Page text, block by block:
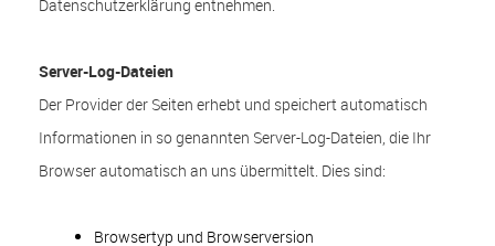
Datenschutzerklärung entnehmen.
Server-Log-Dateien
Der Provider der Seiten erhebt und speichert automatisch
Informationen in so genannten Server-Log-Dateien, die Ihr
Browser automatisch an uns übermittelt. Dies sind:
Browsertyp und Browserversion